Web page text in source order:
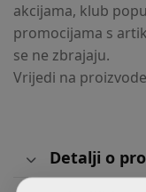
akcijama, klub
promocijama s
se ne zbrajaju.
Vrijedi na
Detalji o